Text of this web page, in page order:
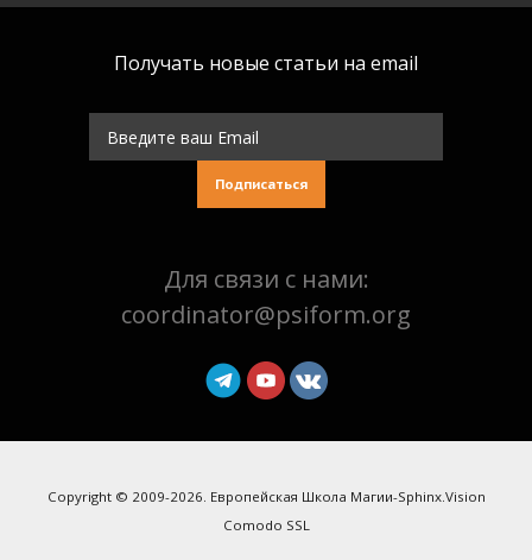
Получать новые статьи на email
Подписаться
Для связи с нами:
coordinator@psiform.org
Copyright © 2009-2026. Европейская Школа Магии-Sphinx.Vision
Comodo SSL